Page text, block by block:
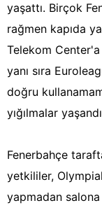
yaşattı. Birçok
rağmen kapıda
Telekom
yanı sıra
doğru
yığılmalar
Fenerbahçe
yetkililer,
yapmadan